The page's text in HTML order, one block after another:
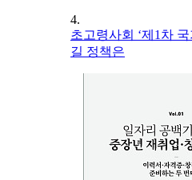
4.
초고령사회 ‘제1차
길 정책은